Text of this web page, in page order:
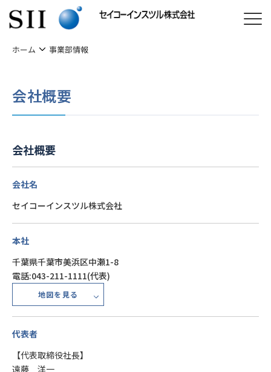
ホーム 事業部情報
会社概要
会社概要
会社名
セイコーインスツル株式会社
本社
千葉県千葉市美浜区中瀬1-8
電話:043-211-1111(代表)
地図を見る
代表者
【代表取締役社長】
遠藤 洋一